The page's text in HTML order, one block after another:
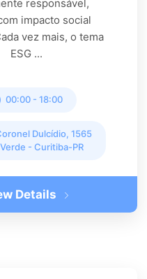
responsável,
impacto social
vez mais, o tema
ESG ...
00:00 -18:00
Dulcídio, 1565
- Curitiba-PR
Details